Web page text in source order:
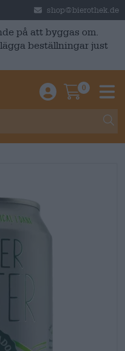
shop@bierothek.de
på att byggas om.
beställningar just
Einloggen /
0